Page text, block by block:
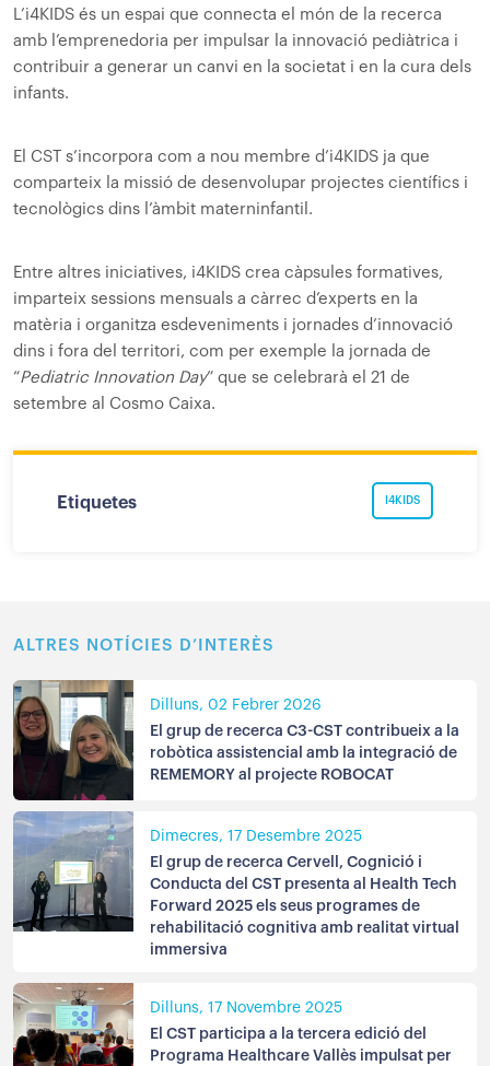
L’i4KIDS és un espai que connecta el món de la recerca
amb l’emprenedoria per impulsar la innovació pediàtrica i
contribuir a generar un canvi en la societat i en la cura dels
infants.
El CST s’incorpora com a nou membre d’i4KIDS ja que
comparteix la missió de desenvolupar projectes científics i
tecnològics dins l’àmbit materninfantil.
Entre altres iniciatives, i4KIDS crea càpsules formatives,
imparteix sessions mensuals a càrrec d’experts en la
matèria i organitza esdeveniments i jornades d’innovació
dins i fora del territori, com per exemple la jornada de
“Pediatric Innovation Day” que se celebrarà el 21 de
setembre al Cosmo Caixa.
Etiquetes I4KIDS
ALTRES NOTÍCIES D’INTERÈS
Dilluns, 02 Febrer 2026
El grup de recerca C3-CST contribueix a la
robòtica assistencial amb la integració de
REMEMORY al projecte ROBOCAT
Dimecres, 17 Desembre 2025
El grup de recerca Cervell, Cognició i
Conducta del CST presenta al Health Tech
Forward 2025 els seus programes de
rehabilitació cognitiva amb realitat virtual
immersiva
Dilluns, 17 Novembre 2025
El CST participa a la tercera edició del
Programa Healthcare Vallès impulsat per